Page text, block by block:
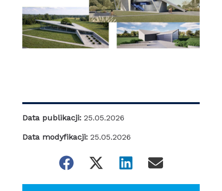
Data publikacji: 25.05.2026
Data modyfikacji: 25.05.2026